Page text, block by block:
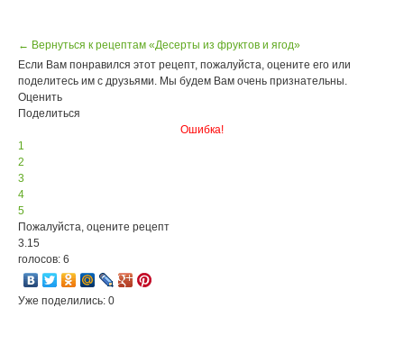
← Вернуться к рецептам «Десерты из фруктов и ягод»
Если Вам понравился этот рецепт, пожалуйста, оцените его или
поделитесь им с друзьями. Мы будем Вам очень признательны.
Оценить
Поделиться
Ошибка!
1
2
3
4
5
Пожалуйста, оцените рецепт
3.15
голосов: 6
Уже поделились: 0